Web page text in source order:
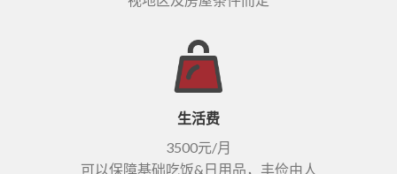
生活费
3500元/月
可以保障基础吃饭&日用品，丰俭由人